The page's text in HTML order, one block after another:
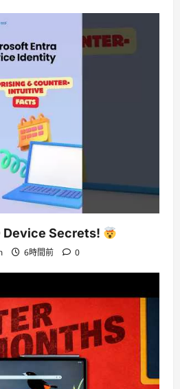
Device Secrets!
6時間前 0